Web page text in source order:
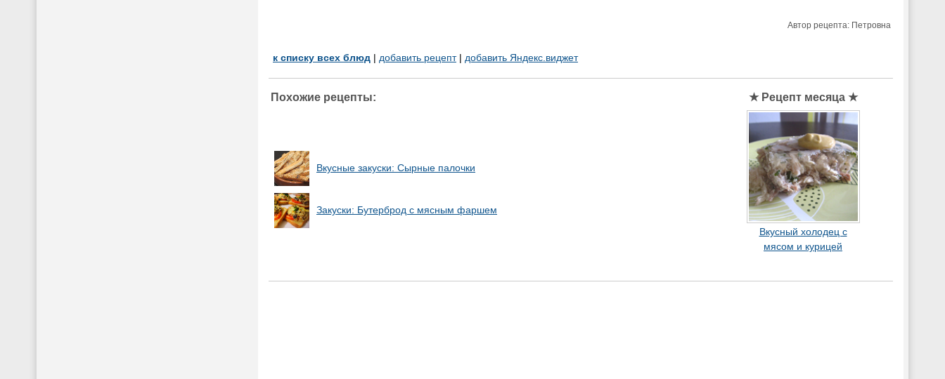
Автор рецепта: Петровна
к списку всех блюд | добавить рецепт| добавить Яндекс.виджет
Похожие рецепты: ★ Рецепт месяца ★
Вкусные закуски: Сырные палочки
Закуски: Бутерброд с мясным фаршем
Вкусный холодец с
мясом и курицей